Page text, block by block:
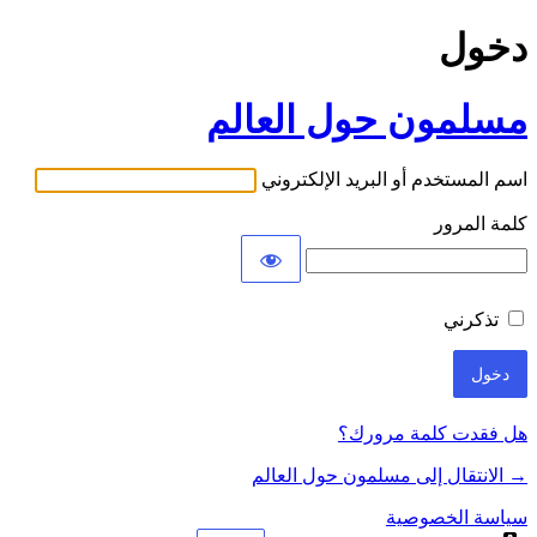
دخول
مسلمون حول العالم
اسم المستخدم أو البريد الإلكتروني
كلمة المرور
تذكرني
هل فقدت كلمة مرورك؟
→ الانتقال إلى مسلمون حول العالم
سياسة الخصوصية